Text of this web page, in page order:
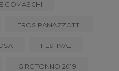
COMASCHI
EROS RAMAZZOTTI
FESTIVAL
GIROTONNO 2019